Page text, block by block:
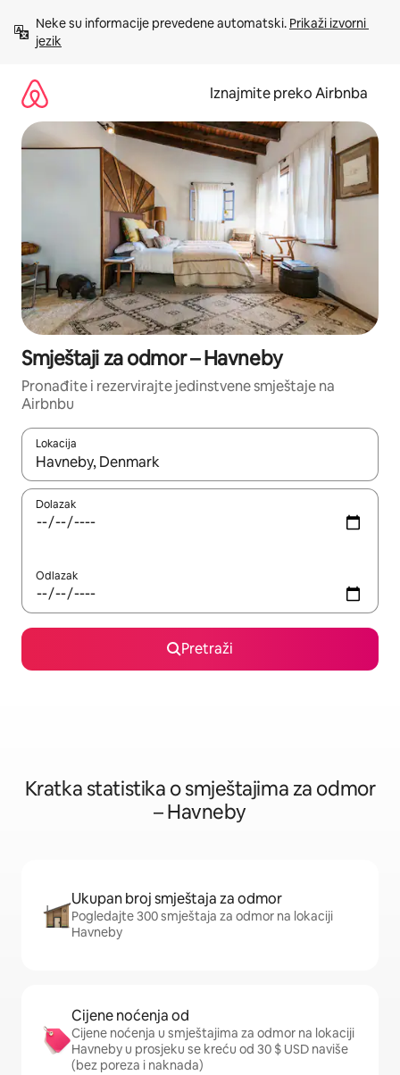
sadržaj
Neke su informacije prevedene automatski. Prikaži izvorni
jezik
Iznajmite preko Airbnba
Smještaji za odmor – Havneby
Pronađite i rezervirajte jedinstvene smještaje na
Airbnbu
Lokacija
Kada budu dostupni rezultati, moći ćete ih pregledati
Dolazak
Odlazak
Pretraži
Kratka statistika o smještajima za odmor
– Havneby
Ukupan broj smještaja za odmor
Pogledajte 300 smještaja za odmor na lokaciji
Havneby
Cijene noćenja od
Cijene noćenja u smještajima za odmor na lokaciji
Havneby u prosjeku se kreću od 30 $ USD naviše
(bez poreza i naknada)